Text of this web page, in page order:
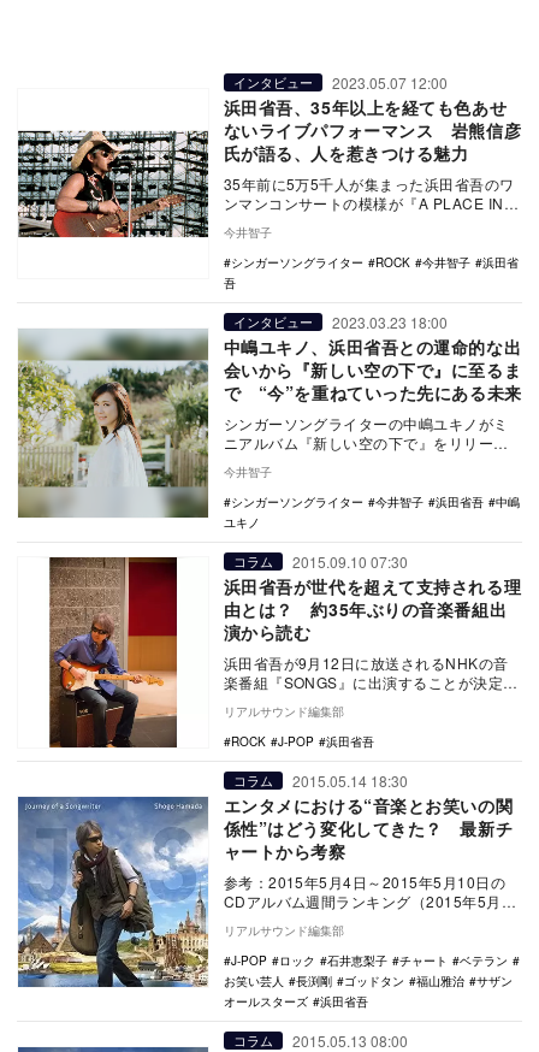
インタビュー 2023.05.07 12:00
浜田省吾、35年以上を経ても色あせ
ないライブパフォーマンス 岩熊信彦
氏が語る、人を惹きつける魅力
35年前に5万5千人が集まった浜田省吾のワ
ンマンコンサートの模様が『A PLACE IN
THE SUN at 渚園 Summe…
今井智子
シンガーソングライター
ROCK 今井智子
浜田省
吾
インタビュー 2023.03.23 18:00
中嶋ユキノ、浜田省吾との運命的な出
会いから『新しい空の下で』に至るま
で “今”を重ねていった先にある未来
シンガーソングライターの中嶋ユキノがミ
ニアルバム『新しい空の下で』をリリース
する。2003年から川嶋あいのバックコーラ
スを務めて…
今井智子
シンガーソングライター
今井智子 浜田省吾
中嶋
ユキノ
コラム 2015.09.10 07:30
浜田省吾が世代を超えて支持される理
由とは？ 約35年ぶりの音楽番組出
演から読む
浜田省吾が9月12日に放送されるNHKの音
楽番組『SONGS』に出演することが決定
し、話題を呼んでいる。テレビのレギュラ
ー音楽番…
リアルサウンド編集部
ROCK
J-POP 浜田省吾
コラム 2015.05.14 18:30
エンタメにおける“音楽とお笑いの関
係性”はどう変化してきた？ 最新チ
ャートから考察
参考：2015年5月4日～2015年5月10日の
CDアルバム週間ランキング（2015年5月18
日付）（ORICON STYLE）…
リアルサウンド編集部
J-POP
ロック 石井恵梨子 チャート
ベテラン
お笑い芸人
長渕剛 ゴッドタン 福山雅治
サザン
オールスターズ
浜田省吾
コラム 2015.05.13 08:00